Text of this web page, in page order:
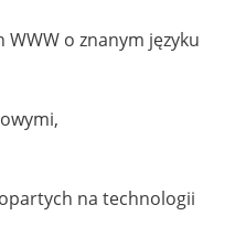
o znanym języku
na technologii